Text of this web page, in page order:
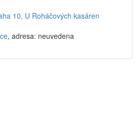
10, U Roháčových kasáren
, adresa: neuvedena